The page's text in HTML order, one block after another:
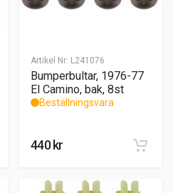
Artikel Nr: L241076
Bumperbultar, 1976-77
El Camino, bak, 8st
Beställningsvara
440 kr